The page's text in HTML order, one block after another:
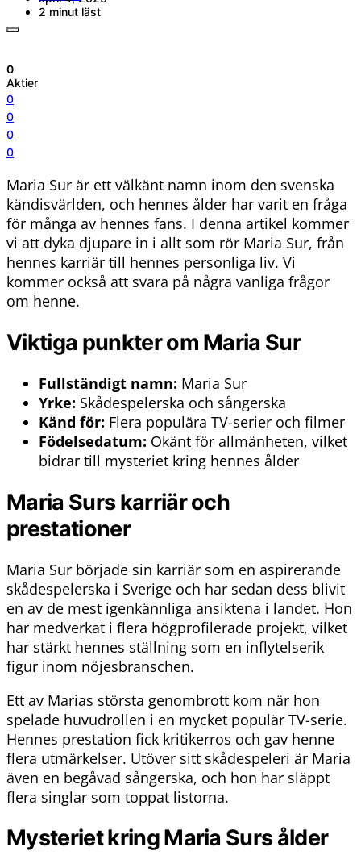
2 minut läst
0
Aktier
0
0
0
0
Maria Sur är ett välkänt namn inom den svenska
kändisvärlden, och hennes ålder har varit en fråga
för många av hennes fans. I denna artikel kommer
vi att dyka djupare in i allt som rör Maria Sur, från
hennes karriär till hennes personliga liv. Vi
kommer också att svara på några vanliga frågor
om henne.
Viktiga punkter om Maria Sur
Fullständigt namn: Maria Sur
Yrke: Skådespelerska och sångerska
Känd för: Flera populära TV-serier och filmer
Födelsedatum: Okänt för allmänheten, vilket
bidrar till mysteriet kring hennes ålder
Maria Surs karriär och
prestationer
Maria Sur började sin karriär som en aspirerande
skådespelerska i Sverige och har sedan dess blivit
en av de mest igenkännliga ansiktena i landet. Hon
har medverkat i flera högprofilerade projekt, vilket
har stärkt hennes ställning som en inflytelserik
figur inom nöjesbranschen.
Ett av Marias största genombrott kom när hon
spelade huvudrollen i en mycket populär TV-serie.
Hennes prestation fick kritikerros och gav henne
flera utmärkelser. Utöver sitt skådespeleri är Maria
även en begåvad sångerska, och hon har släppt
flera singlar som toppat listorna.
Mysteriet kring Maria Surs ålder